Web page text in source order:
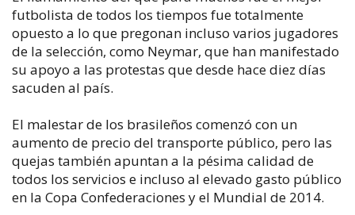
futbolista de todos los tiempos fue totalmente
opuesto a lo que pregonan incluso varios jugadores
de la selección, como Neymar, que han manifestado
su apoyo a las protestas que desde hace diez días
sacuden al país.
El malestar de los brasileños comenzó con un
aumento de precio del transporte público, pero las
quejas también apuntan a la pésima calidad de
todos los servicios e incluso al elevado gasto público
en la Copa Confederaciones y el Mundial de 2014.